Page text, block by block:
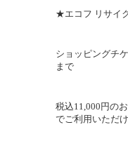
★エコフ リサイ
ショッピングチ
まで
税込11,000円の
でご利用いただけ